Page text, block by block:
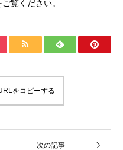
ご覧ください。
をコピーする
次の記事